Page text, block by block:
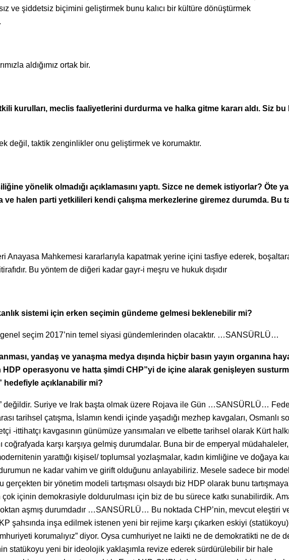
ve şiddetsiz biçimini geliştirmek bunu kalıcı bir kültüre dönüştürmek
aldığımız ortak bir.
kurulları, meclis faaliyetlerini durdurma ve halka gitme kararı aldı. Siz bu
değil, taktik zenginlikler onu geliştirmek ve korumaktır.
yönelik olmadığı açıklamasını yaptı. Sizce ne demek istiyorlar? Öte
ve halen parti yetkilileri kendi çalışma merkezlerine giremez durumda. Bu
Anayasa Mahkemesi kararlarıyla kapatmak yerine içini tasfiye ederek,
Bu yöntem de diğeri kadar gayr-i meşru ve hukuk dışıdır
sistemi için erken seçimin gündeme gelmesi beklenebilir mi?
seçim 2017’nin temel siyasi gündemlerinden olacaktır. …SANSÜRLÜ…
yandaş ve yanaşma medya dışında hiçbir basın yayın organına
HDP operasyonu ve hatta şimdi CHP”yi de içine alarak genişleyen
hedefiyle açıklanabilir mi?
değildir. Suriye ve Irak başta olmak üzere Rojava ile Gün …SANSÜRLÜ…
tarihsel çatışma, İslamın kendi içinde yaşadığı mezhep kavgaları, Osmanlı
-ittihatçı kavgasının günümüze yansımaları ve elbette tarihsel olarak Kürt
coğrafyada karşı karşıya gelmiş durumdalar. Buna bir de emperyal müdahaleler,
yarattığı kişisel/ toplumsal yozlaşmalar, kadın kimliğine ve doğaya
durumun ne kadar vahim ve girift olduğunu anlayabiliriz. Mesele sadece bir model
gerçekten bir yönetim modeli tartışması olsaydı biz HDP olarak bunu tartışmaya
içinin demokrasiyle doldurulması için biz de bu sürece katkı sunabilirdik.
aşmış durumdadır …SANSÜRLÜ… Bu noktada CHP’nin, mevcut eleştiri
şahsında inşa edilmek istenen yeni bir rejime karşı çıkarken eskiyi (statükoyu)
korumalıyız” diyor. Oysa cumhuriyet ne laikti ne de demokratikti ne de
statükoyu yeni bir ideolojik yaklaşımla revize ederek sürdürülebilir bir hale